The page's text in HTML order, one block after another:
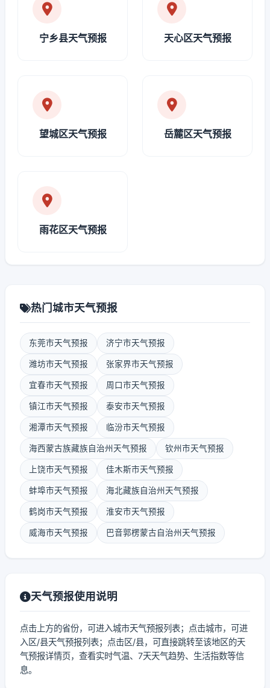
宁乡县天气预报 天心区天气预报
望城区天气预报 岳麓区天气预报
雨花区天气预报
热门城市天气预报
东莞市天气预报 济宁市天气预报
潍坊市天气预报 张家界市天气预报
宜春市天气预报 周口市天气预报
镇江市天气预报 泰安市天气预报
湘潭市天气预报 临汾市天气预报
海西蒙古族藏族自治州天气预报 钦州市天气预报
上饶市天气预报 佳木斯市天气预报
蚌埠市天气预报 海北藏族自治州天气预报
鹤岗市天气预报 淮安市天气预报
威海市天气预报 巴音郭楞蒙古自治州天气预报
天气预报使用说明
点击上方的省份，可进入城市天气预报列表；点击城市，可进
入区/县天气预报列表；点击区/县，可直接跳转至该地区的天
气预报详情页，查看实时气温、7天天气趋势、生活指数等信
息。